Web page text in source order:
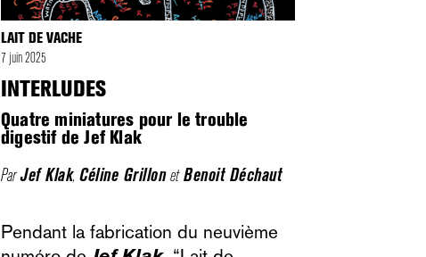
LAIT DE VACHE
7 juin 2025
INTERLUDES
Quatre miniatures pour le trouble
digestif de Jef Klak
ParJef Klak, Céline GrillonetBenoit Déchaut
Pendant la fabrication du neuvième